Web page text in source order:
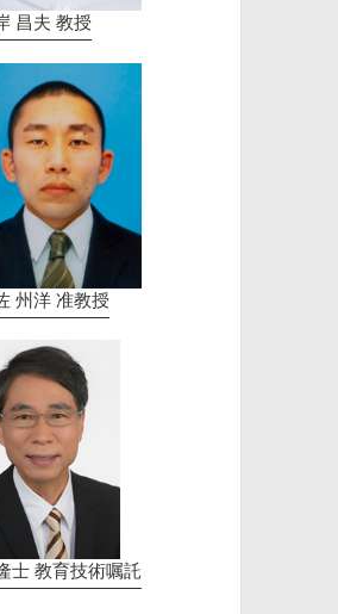
昌夫 教授
州洋 准教授
士 教育技術嘱託